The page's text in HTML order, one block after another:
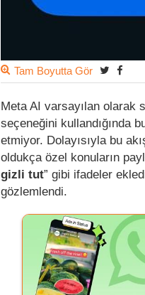
Tam Boyutta Gör
Meta AI varsayılan olarak
seçeneğini kullandığında
etmiyor. Dolayısıyla bu
oldukça özel konuların
gizli tut” gibi ifadeler
gözlemlendi.